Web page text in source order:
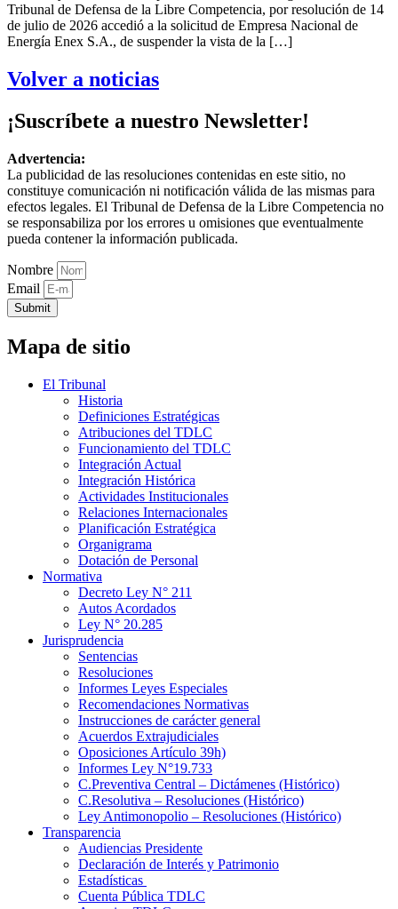
Tribunal de Defensa de la Libre Competencia, por resolución de 14
de julio de 2026 accedió a la solicitud de Empresa Nacional de
Energía Enex S.A., de suspender la vista de la […]
Volver a noticias
¡Suscríbete a nuestro Newsletter!
Advertencia:
La publicidad de las resoluciones contenidas en este sitio, no
constituye comunicación ni notificación válida de las mismas para
efectos legales. El Tribunal de Defensa de la Libre Competencia no
se responsabiliza por los errores u omisiones que eventualmente
pueda contener la información publicada.
Nombre
Email
Submit
Mapa de sitio
El Tribunal
Historia
Definiciones Estratégicas
Atribuciones del TDLC
Funcionamiento del TDLC
Integración Actual
Integración Histórica
Actividades Institucionales
Relaciones Internacionales
Planificación Estratégica
Organigrama
Dotación de Personal
Normativa
Decreto Ley N° 211
Autos Acordados
Ley N° 20.285
Jurisprudencia
Sentencias
Resoluciones
Informes Leyes Especiales
Recomendaciones Normativas
Instrucciones de carácter general
Acuerdos Extrajudiciales
Oposiciones Artículo 39h)
Informes Ley N°19.733
C.Preventiva Central – Dictámenes (Histórico)
C.Resolutiva – Resoluciones (Histórico)
Ley Antimonopolio – Resoluciones (Histórico)
Transparencia
Audiencias Presidente
Declaración de Interés y Patrimonio
Estadísticas
Cuenta Pública TDLC